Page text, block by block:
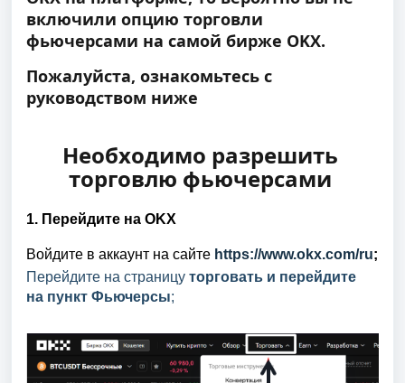
включили опцию торговли
фьючерсами на самой бирже OKX.
Пожалуйста, ознакомьтесь с
руководством ниже
Необходимо разрешить
торговлю фьючерсами
1. Перейдите на OKX
Войдите в аккаунт на сайте https://www.okx.com/ru;
Перейдите на страницу торговать и перейдите
на пункт Фьючерсы;